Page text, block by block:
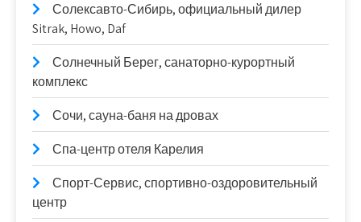
Солексавто-Сибирь, официальный дилер
Sitrak, Howo, Daf
Солнечный Берег, санаторно-курортный
комплекс
Сочи, сауна-баня на дровах
Спа-центр отеля Карелия
Спорт-Сервис, спортивно-оздоровительный
центр